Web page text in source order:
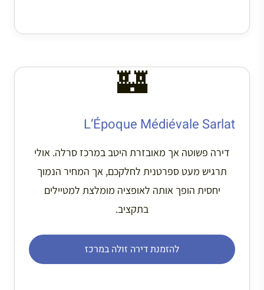
🏰
L’Époque Médiévale Sarlat
דירה פשוטה אך מאובזרת היטב במרכז סרלה. אולי
תרגיש מעט ספרטנית לחלקכם, אך המחיר הנמוך
יחסית הופך אותה לאופציה מומלצת למטיילים
בתקציב.
להזמנת דירה זולה במרכז